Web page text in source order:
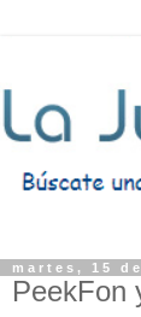
martes, 15
PeekFon